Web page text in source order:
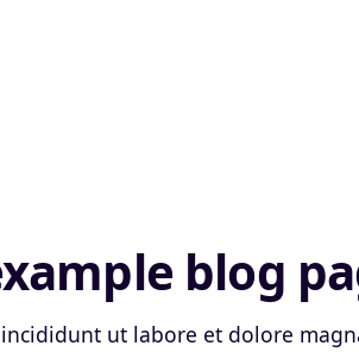
blog
ut labore et dolore